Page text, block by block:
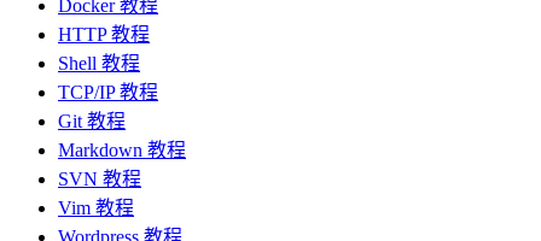
Docker 教程
HTTP 教程
Shell 教程
TCP/IP 教程
Git 教程
Markdown 教程
SVN 教程
Vim 教程
Wordpress 教程